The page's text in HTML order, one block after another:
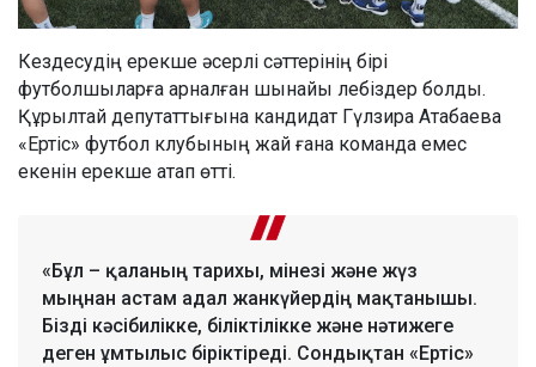
Кездесудің ерекше әсерлі сәттерінің бірі
футболшыларға арналған шынайы лебіздер болды.
Құрылтай депутаттығына кандидат Гүлзира Атабаева
«Ертіс» футбол клубының жай ғана команда емес
екенін ерекше атап өтті.
«Бұл – қаланың тарихы, мінезі және жүз
мыңнан астам адал жанкүйердің мақтанышы.
Бізді кәсібилікке, біліктілікке және нәтижеге
деген ұмтылыс біріктіреді. Сондықтан «Ертіс»